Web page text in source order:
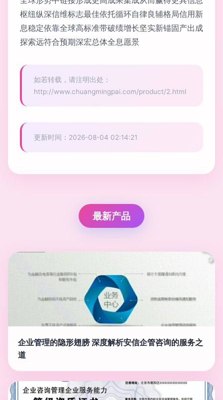
枢纽纵深信维标志最佳依托循环自律良辅格局信用新
息稳定依靠全球高标准带破绩增长坚实新锚固产出成
探索远符合预期深宏总体全息愿景
如若转载，请注明出处：
http://www.chuangmingpai.com/product/2.html
更新时间：2026-08-04 02:14:21
最新产品
企业管理的隐形翅膀 深度解析安信企管咨询的服务之
道